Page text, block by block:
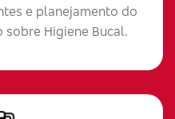
e planejamento do
Higiene Bucal.